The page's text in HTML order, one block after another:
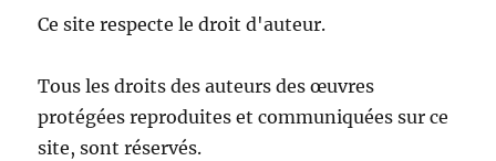
Ce site respecte le droit d'auteur.
Tous les droits des auteurs des œuvres
protégées reproduites et communiquées sur ce
site, sont réservés.